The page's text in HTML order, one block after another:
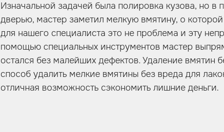
Изначальной задачей была полировка кузова, но в
дверью, мастер заметил мелкую вмятину, о
для нашего специалиста это не проблема и эту
помощью специальных инструментов мастер
остался без малейших дефектов. Удаление вмятин
способ удалить мелкие вмятины без вреда для
отличная возможность сэкономить лишние деньги.